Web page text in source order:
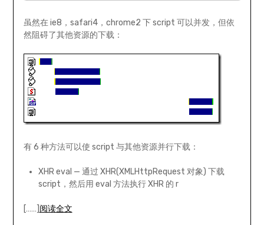
虽然在 ie8，safari4，chrome2 下 script 可以并发，但依
然阻碍了其他资源的下载：
有 6 种方法可以使 script 与其他资源并行下载：
XHR eval — 通过 XHR(XMLHttpRequest 对象) 下载
script，然后用 eval 方法执行 XHR 的 r
[……] 阅读全文